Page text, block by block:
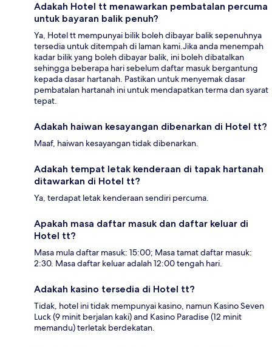
Adakah Hotel tt menawarkan pembatalan percuma
untuk bayaran balik penuh?
Ya, Hotel tt mempunyai bilik boleh dibayar balik sepenuhnya
tersedia untuk ditempah di laman kami.Jika anda menempah
kadar bilik yang boleh dibayar balik, ini boleh dibatalkan
sehingga beberapa hari sebelum daftar masuk bergantung
kepada dasar hartanah. Pastikan untuk menyemak dasar
pembatalan hartanah ini untuk mendapatkan terma dan syarat
tepat.
Adakah haiwan kesayangan dibenarkan di Hotel tt?
Maaf, haiwan kesayangan tidak dibenarkan.
Adakah tempat letak kenderaan di tapak hartanah
ditawarkan di Hotel tt?
Ya, terdapat letak kenderaan sendiri percuma.
Apakah masa daftar masuk dan daftar keluar di
Hotel tt?
Masa mula daftar masuk: 15:00; Masa tamat daftar masuk:
2:30. Masa daftar keluar adalah 12:00 tengah hari.
Adakah kasino tersedia di Hotel tt?
Tidak, hotel ini tidak mempunyai kasino, namun Kasino Seven
Luck (9 minit berjalan kaki) and Kasino Paradise (12 minit
memandu) terletak berdekatan.